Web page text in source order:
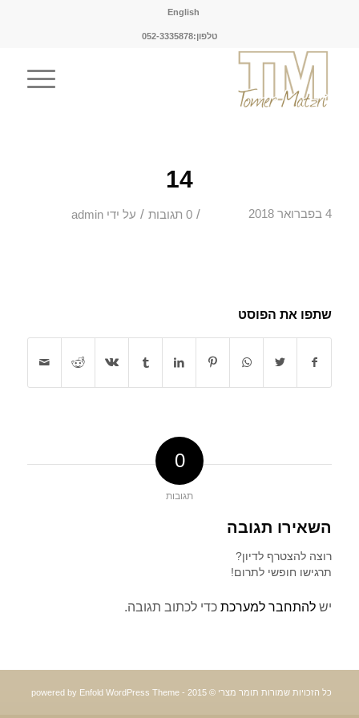
English
טלפון:052-3335878
14
4 בפברואר 2018 / 0 תגובות / על ידי admin
שתפו את הפוסט
0
תגובות
השאירו תגובה
רוצה להצטרף לדיון?
תרגישו חופשי לתרום!
יש להתחבר למערכתכדי לכתוב תגובה.
כל הזכויות שמורות תומר מצרי © 2015 - powered by Enfold WordPress Theme